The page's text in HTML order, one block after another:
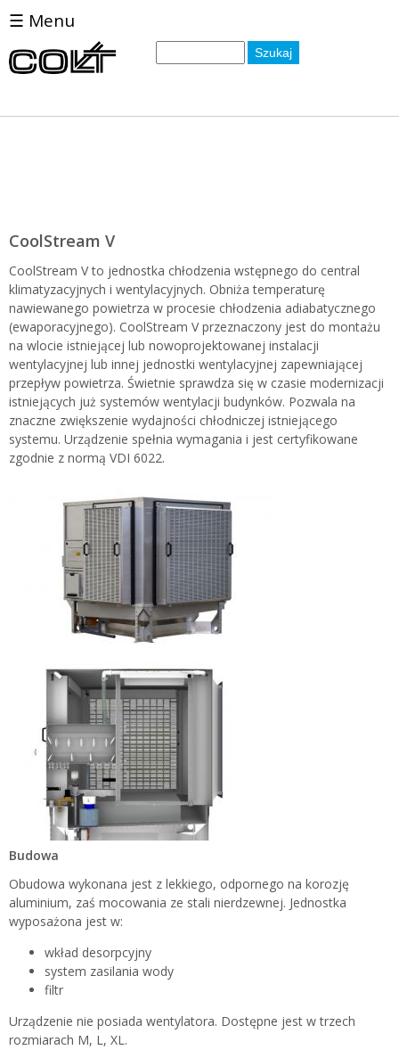
☰ Menu
kluczowe
CoolStream V
CoolStream V to jednostka chłodzenia wstępnego do central
klimatyzacyjnych i wentylacyjnych. Obniża temperaturę
nawiewanego powietrza w procesie chłodzenia adiabatycznego
(ewaporacyjnego). CoolStream V przeznaczony jest do montażu
na wlocie istniejącej lub nowoprojektowanej instalacji
wentylacyjnej lub innej jednostki wentylacyjnej zapewniającej
przepływ powietrza. Świetnie sprawdza się w czasie modernizacji
istniejących już systemów wentylacji budynków. Pozwala na
znaczne zwiększenie wydajności chłodniczej istniejącego
systemu. Urządzenie spełnia wymagania i jest certyfikowane
zgodnie z normą VDI 6022.
Budowa
Obudowa wykonana jest z lekkiego, odpornego na korozję
aluminium, zaś mocowania ze stali nierdzewnej. Jednostka
wyposażona jest w:
wkład desorpcyjny
system zasilania wody
filtr
Urządzenie nie posiada wentylatora. Dostępne jest w trzech
rozmiarach M, L, XL.